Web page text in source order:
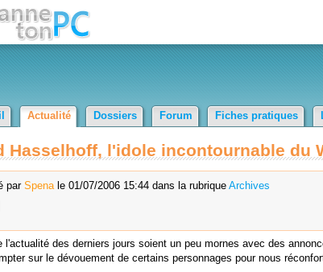
Actualité Dossiers Forum Fiches pratiques
Hasselhoff, l'idole incontournable du
par Spenale 01/07/2006 15:44 dans la rubrique Archives
l'actualité des derniers jours soient un peu mornes avec des
sur le dévouement de certains personnages pour nous